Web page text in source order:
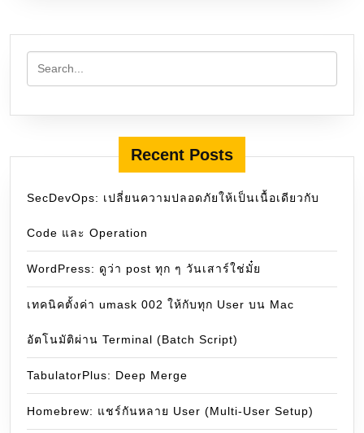
Recent Posts
SecDevOps: เปลี่ยนความปลอดภัยให้เป็นเนื้อเดียวกับ
Code และ Operation
WordPress: ดูว่า post ทุก ๆ วันเสาร์ใช่มั๋ย
เทคนิคตั้งค่า umask 002 ให้กับทุก User บน Mac
อัตโนมัติผ่าน Terminal (Batch Script)
TabulatorPlus: Deep Merge
Homebrew: แชร์กันหลาย User (Multi-User Setup)